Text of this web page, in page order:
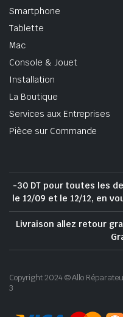
Smartphone
Tablette
Mac
Console & Jouet
Installation
La Boutique
Services aux Entreprises
Pièce sur Commande
-30 DT pour toutes les
le 12/09 et le 12/12, en
Livraison allez retour
Copyright 2024 © Allo
3